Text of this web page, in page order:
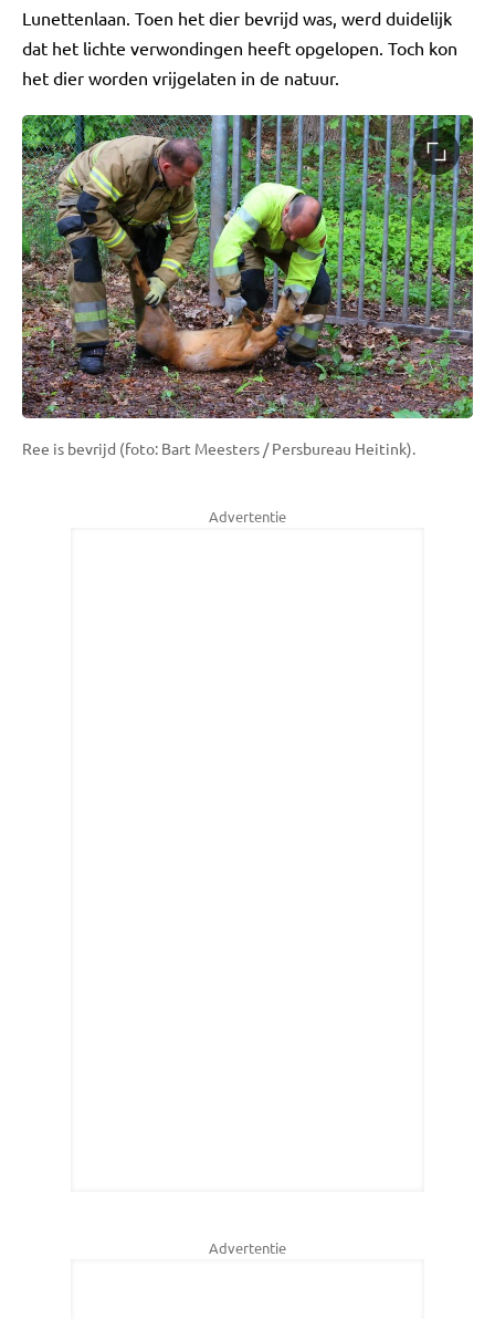
Lunettenlaan. Toen het dier bevrijd was, werd duidelijk
dat het lichte verwondingen heeft opgelopen. Toch kon
het dier worden vrijgelaten in de natuur.
Ree is bevrijd (foto: Bart Meesters / Persbureau Heitink).
Advertentie
Advertentie